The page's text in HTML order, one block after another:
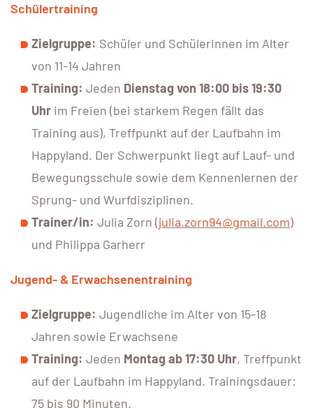
Schülertraining
Zielgruppe: Schüler und Schülerinnen im Alter
von 11-14 Jahren
Training: Jeden Dienstag von 18:00 bis 19:30
Uhr im Freien (bei starkem Regen fällt das
Training aus), Treffpunkt auf der Laufbahn im
Happyland. Der Schwerpunkt liegt auf Lauf- und
Bewegungsschule sowie dem Kennenlernen der
Sprung- und Wurfdisziplinen.
Trainer/in: Julia Zorn (julia.zorn94@gmail.com)
und Philippa Garherr
Jugend- & Erwachsenentraining
Zielgruppe: Jugendliche im Alter von 15-18
Jahren sowie Erwachsene
Training: Jeden Montag ab 17:30 Uhr, Treffpunkt
auf der Laufbahn im Happyland. Trainingsdauer:
75 bis 90 Minuten.